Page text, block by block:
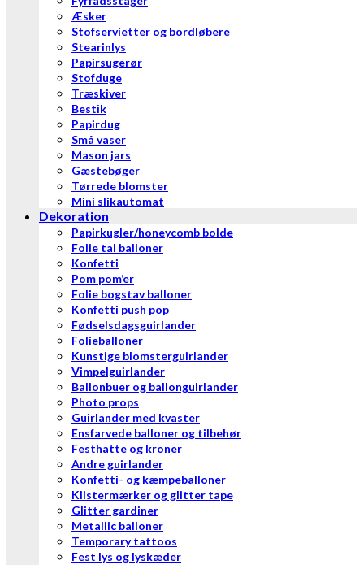
Æsker
Stofservietter og bordløbere
Stearinlys
Papirsugerør
Stofduge
Træskiver
Bestik
Papirdug
Små vaser
Mason jars
Gæstebøger
Tørrede blomster
Mini slikautomat
Dekoration
Papirkugler/honeycomb bolde
Folie tal balloner
Konfetti
Pom pom’er
Folie bogstav balloner
Konfetti push pop
Fødselsdagsguirlander
Folieballoner
Kunstige blomsterguirlander
Vimpelguirlander
Ballonbuer og ballonguirlander
Photo props
Guirlander med kvaster
Ensfarvede balloner og tilbehør
Festhatte og kroner
Andre guirlander
Konfetti- og kæmpeballoner
Klistermærker og glitter tape
Glitter gardiner
Metallic balloner
Temporary tattoos
Fest lys og lyskæder